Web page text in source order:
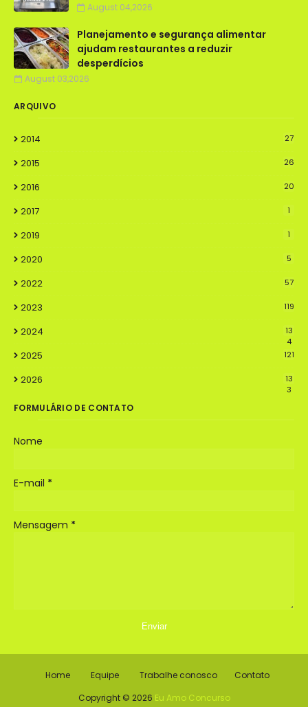
August 04,2026
Planejamento e segurança alimentar
ajudam restaurantes a reduzir
desperdícios
August 03,2026
ARQUIVO
2014 27
2015 26
2016 20
2017 1
2019 1
2020 5
2022 57
2023 119
2024
13
4
2025 121
2026
13
3
FORMULÁRIO DE CONTATO
Nome
E-mail *
Mensagem *
Home Equipe Trabalhe conosco
Contato
Copyright © 2026 Eu Amo Concurso